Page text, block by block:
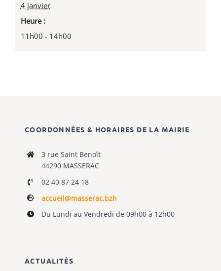
4 janvier
Heure :
11h00 - 14h00
COORDONNÉES & HORAIRES DE LA MAIRIE
3 rue Saint Benoît
44290 MASSERAC
02 40 87 24 18
accueil@masserac.bzh
Du Lundi au Vendredi de 09h00 à 12h00
ACTUALITÉS